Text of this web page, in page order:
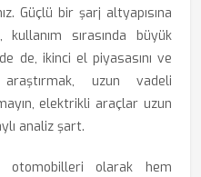
Güçlü bir şarj altyapısına
sırasında büyük
de, ikinci el piyasasını ve
uzun vadeli
elektrikli araçlar uzun
analiz şart.
otomobilleri olarak hem